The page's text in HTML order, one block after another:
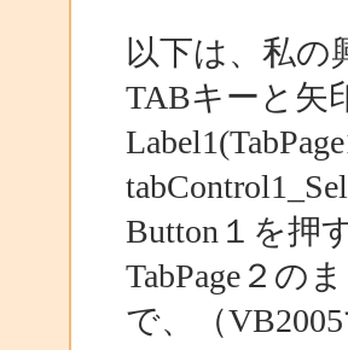
以下は、私の
TABキーと矢
Button１を押
TabPage２の
で、（VB2005